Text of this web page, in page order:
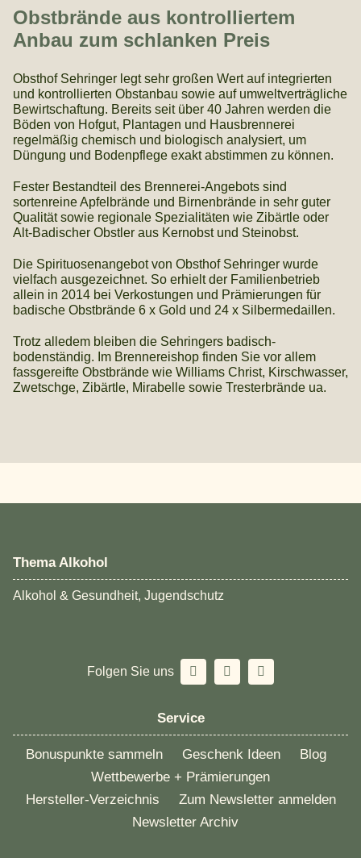
Obstbrände aus kontrolliertem
Anbau zum schlanken Preis
Obsthof Sehringer legt sehr großen Wert auf integrierten
und kontrollierten Obstanbau sowie auf umweltverträgliche
Bewirtschaftung. Bereits seit über 40 Jahren werden die
Böden von Hofgut, Plantagen und Hausbrennerei
regelmäßig chemisch und biologisch analysiert, um
Düngung und Bodenpflege exakt abstimmen zu können.
Fester Bestandteil des Brennerei-Angebots sind
sortenreine Apfelbrände und Birnenbrände in sehr guter
Qualität sowie regionale Spezialitäten wie Zibärtle oder
Alt-Badischer Obstler aus Kernobst und Steinobst.
Die Spirituosenangebot von Obsthof Sehringer wurde
vielfach ausgezeichnet. So erhielt der Familienbetrieb
allein in 2014 bei Verkostungen und Prämierungen für
badische Obstbrände 6 x Gold und 24 x Silbermedaillen.
Trotz alledem bleiben die Sehringers badisch-
bodenständig. Im Brennereishop finden Sie vor allem
fassgereifte Obstbrände wie Williams Christ, Kirschwasser,
Zwetschge, Zibärtle, Mirabelle sowie Tresterbrände ua.
Thema Alkohol
Alkohol & Gesundheit, Jugendschutz
Folgen Sie uns
Service
Bonuspunkte sammeln Geschenk Ideen
Blog
Wettbewerbe + Prämierungen
Hersteller-Verzeichnis
Zum Newsletter anmelden
Newsletter Archiv